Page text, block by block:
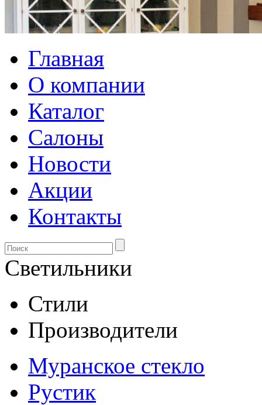
Главная
О компании
Каталог
Салоны
Новости
Акции
Контакты
Светильники
Стили
Производители
Муранское стекло
Рустик